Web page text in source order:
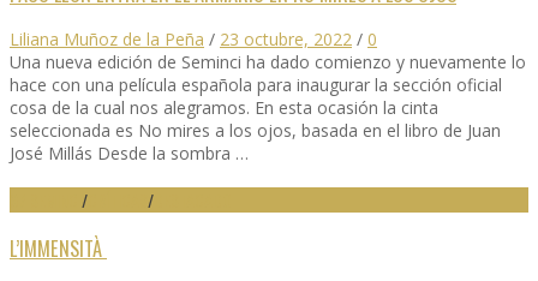
Liliana Muñoz de la Peña / 23 octubre, 2022 / 0
Una nueva edición de Seminci ha dado comienzo y nuevamente lo
hace con una película española para inaugurar la sección oficial
cosa de la cual nos alegramos. En esta ocasión la cinta
seleccionada es No mires a los ojos, basada en el libro de Juan
José Millás Desde la sombra …
/ /
L’IMMENSITÀ